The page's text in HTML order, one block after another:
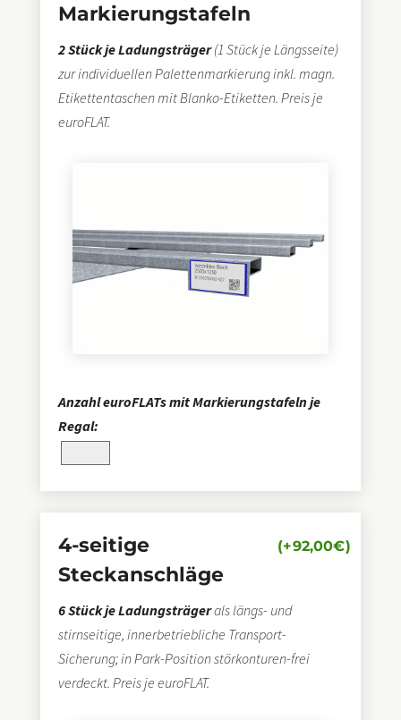
Markierungstafeln
2 Stück je Ladungsträger(1 Stück je Längsseite)
zur individuellen Palettenmarkierung inkl. magn.
Etikettentaschen mit Blanko-Etiketten. Preis je
euroFLAT.
Anzahl euroFLATs mit Markierungstafeln je
Regal:
4-seitige
Steckanschläge
(+92,00€)
6 Stück je Ladungsträgerals längs- und
stirnseitige, innerbetriebliche Transport-
Sicherung; in Park-Position störkonturen-frei
verdeckt. Preis je euroFLAT.